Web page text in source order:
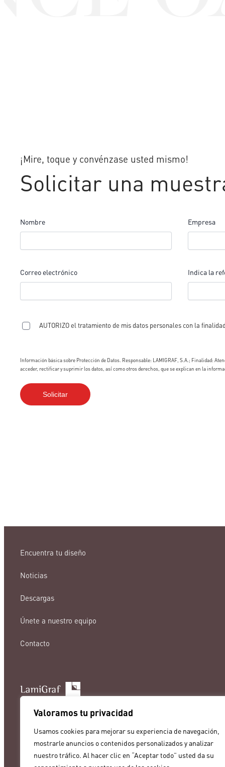
Valoramos tu privacidad
Usamos cookies para mejorar su experiencia de navegación,
mostrarle anuncios o contenidos personalizados y analizar
nuestro tráfico. Al hacer clic en “Aceptar todo” usted da su
¡Mire, toque y convénzase usted mismo!
Solicitar una
Nombre Empresa
Correo electrónico Indica la
AUTORIZO el tratamiento de mis datos personales con la
Información básica sobre Protección de Datos. Responsable: LAMIGRAF, S.A.; Finalidad:
acceder, rectificar y suprimir los datos, así como otros derechos, que se explican en la
Encuentra tu diseño
Noticias
Descargas
Únete a nuestro equipo
Contacto
lamigraf@lamigraf.com